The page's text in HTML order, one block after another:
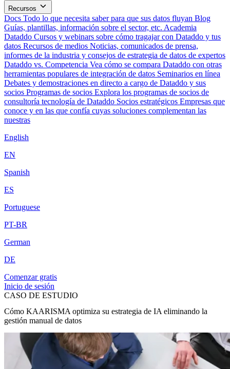
Recursos
Docs Todo lo que necesita saber para que sus datos fluyan Blog
Guías, plantillas, información sobre el sector, etc. Academia
Dataddo Cursos y webinars sobre cómo tragajar con Dataddo y tus
datos Recursos de medios Noticias, comunicados de prensa,
informes de la industria y consejos de estrategia de datos de expertos
Dataddo vs. Competencia Vea cómo se compara Dataddo con otras
herramientas populares de integración de datos Seminarios en línea
Debates y demostraciones en directo a cargo de Dataddo y sus
socios Programas de socios Explora los programas de socios de
consultoría tecnología de Dataddo Socios estratégicos Empresas que
conoce y en las que confía cuyas soluciones complementan las
nuestras
English
EN
Spanish
ES
Portuguese
PT-BR
German
DE
Comenzar gratis
Inicio de sesión
CASO DE ESTUDIO
Cómo KAARISMA optimiza su estrategia de IA eliminando la
gestión manual de datos